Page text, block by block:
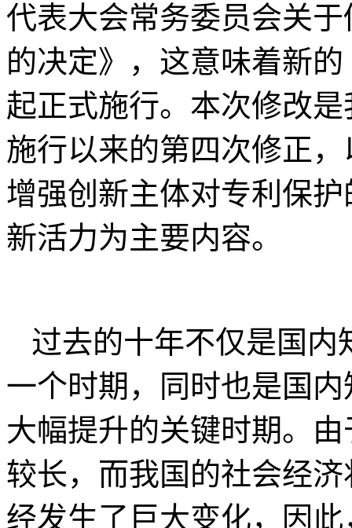
代表大会常务委员会关
的决定》，这意味着新
起正式施行。本次修改
施行以来的第四次修正
增强创新主体对专利保
新活力为主要内容。
过去的十年不仅是国
一个时期，同时也是国
大幅提升的关键时期。
较长，而我国的社会经
经发生了巨大变化，因